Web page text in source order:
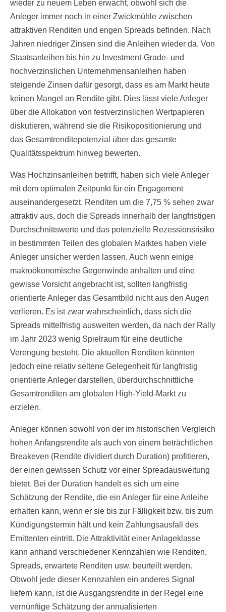
wieder zu neuem Leben erwacht, obwohl sich die
Anleger immer noch in einer Zwickmühle zwischen
attraktiven Renditen und engen Spreads befinden. Nach
Jahren niedriger Zinsen sind die Anleihen wieder da. Von
Staatsanleihen bis hin zu Investment-Grade- und
hochverzinslichen Unternehmensanleihen haben
steigende Zinsen dafür gesorgt, dass es am Markt heute
keinen Mangel an Rendite gibt. Dies lässt viele Anleger
über die Allokation von festverzinslichen Wertpapieren
diskutieren, während sie die Risikopositionierung und
das Gesamtrenditepotenzial über das gesamte
Qualitätsspektrum hinweg bewerten.
Was Hochzinsanleihen betrifft, haben sich viele Anleger
mit dem optimalen Zeitpunkt für ein Engagement
auseinandergesetzt. Renditen um die 7,75 % sehen zwar
attraktiv aus, doch die Spreads innerhalb der langfristigen
Durchschnittswerte und das potenzielle Rezessionsrisiko
in bestimmten Teilen des globalen Marktes haben viele
Anleger unsicher werden lassen. Auch wenn einige
makroökonomische Gegenwinde anhalten und eine
gewisse Vorsicht angebracht ist, sollten langfristig
orientierte Anleger das Gesamtbild nicht aus den Augen
verlieren. Es ist zwar wahrscheinlich, dass sich die
Spreads mittelfristig ausweiten werden, da nach der Rally
im Jahr 2023 wenig Spielraum für eine deutliche
Verengung besteht. Die aktuellen Renditen könnten
jedoch eine relativ seltene Gelegenheit für langfristig
orientierte Anleger darstellen, überdurchschnittliche
Gesamtrenditen am globalen High-Yield-Markt zu
erzielen.
Anleger können sowohl von der im historischen Vergleich
hohen Anfangsrendite als auch von einem beträchtlichen
Breakeven (Rendite dividiert durch Duration) profitieren,
der einen gewissen Schutz vor einer Spreadausweitung
bietet. Bei der Duration handelt es sich um eine
Schätzung der Rendite, die ein Anleger für eine Anleihe
erhalten kann, wenn er sie bis zur Fälligkeit bzw. bis zum
Kündigungstermin hält und kein Zahlungsausfall des
Emittenten eintritt. Die Attraktivität einer Anlageklasse
kann anhand verschiedener Kennzahlen wie Renditen,
Spreads, erwartete Renditen usw. beurteilt werden.
Obwohl jede dieser Kennzahlen ein anderes Signal
liefern kann, ist die Ausgangsrendite in der Regel eine
vernünftige Schätzung der annualisierten